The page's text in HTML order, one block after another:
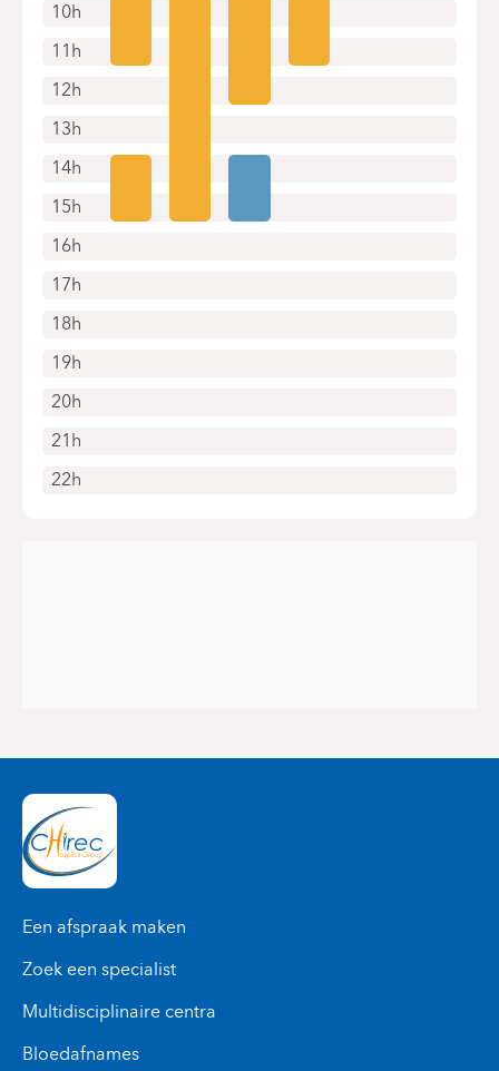
10h
11h
12h
13h
14h
15h
16h
17h
18h
19h
20h
21h
22h
Een afspraak maken
Zoek een specialist
Multidisciplinaire centra
Bloedafnames